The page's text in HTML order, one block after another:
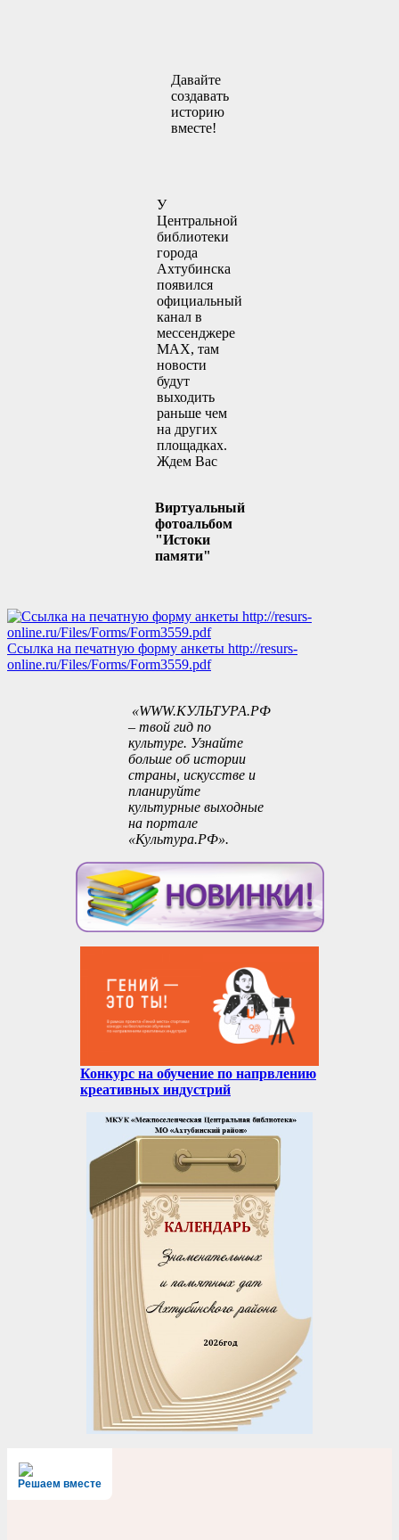
Давайте
создавать
историю
вместе!
У
Центральной
библиотеки
города
Ахтубинска
появился
официальный
канал в
мессенджере
MAX, там
новости
будут
выходить
раньше чем
на других
площадках.
Ждем Вас
Виртуальный
фотоальбом
"Истоки
памяти"
Ссылка на печатную форму анкеты http://resurs-
online.ru/Files/Forms/Form3559.pdf
«WWW.КУЛЬТУРА.РФ
– твой гид по
культуре. Узнайте
больше об истории
страны, искусстве и
планируйте
культурные выходные
на портале
«Культура.РФ».
Конкурс на обучение по напрвлению
креативных индустрий
Решаем вместе